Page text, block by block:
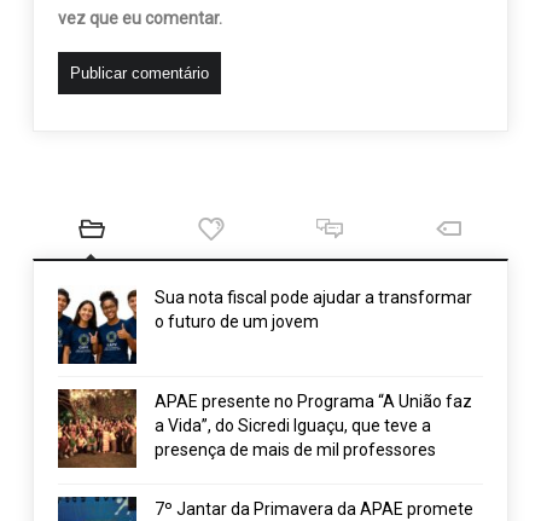
vez que eu comentar.
Sua nota fiscal pode ajudar a transformar
o futuro de um jovem
APAE presente no Programa “A União faz
a Vida”, do Sicredi Iguaçu, que teve a
presença de mais de mil professores
7º Jantar da Primavera da APAE promete